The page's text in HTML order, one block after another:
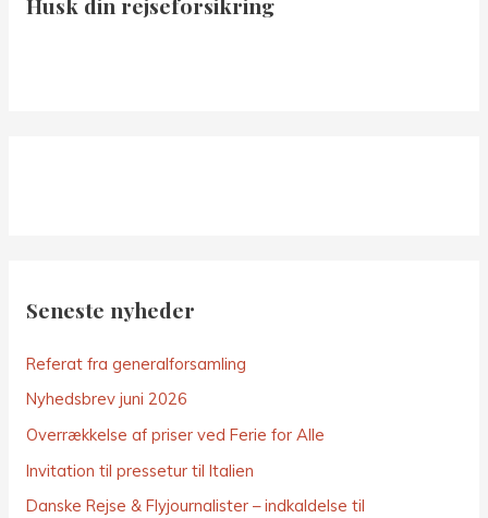
Husk din rejseforsikring
Seneste nyheder
Referat fra generalforsamling
Nyhedsbrev juni 2026
Overrækkelse af priser ved Ferie for Alle
Invitation til pressetur til Italien
Danske Rejse & Flyjournalister – indkaldelse til